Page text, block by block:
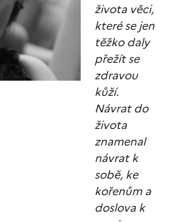
života věci,
které se jen
těžko daly
přežít se
zdravou
kůží.
Návrat do
života
znamenal
návrat k
sobě, ke
kořenům a
doslova k